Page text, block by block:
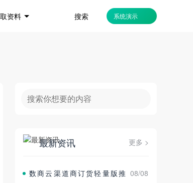
资料 搜索 系统演示
最新资讯 更多 >
数商云渠道商订货轻量版推 08/08